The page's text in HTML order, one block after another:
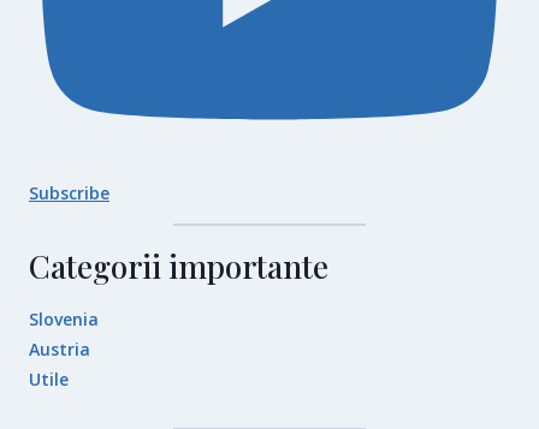
Subscribe
Categorii importante
Slovenia
Austria
Utile